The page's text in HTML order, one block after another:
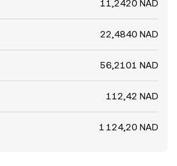
11,2420 NAD
22,4840 NAD
56,2101 NAD
112,42 NAD
1 124,20 NAD